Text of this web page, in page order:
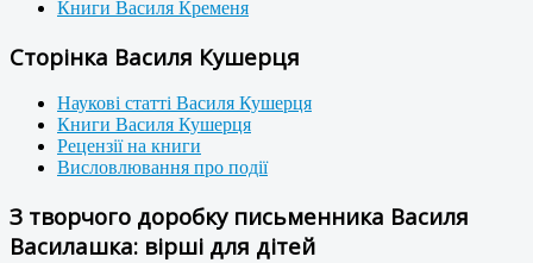
Книги Василя Кременя
Сторінка Василя Кушерця
Наукові статті Василя Кушерця
Книги Василя Кушерця
Рецензії на книги
Висловлювання про події
З творчого доробку письменника Василя
Василашка: вірші для дітей